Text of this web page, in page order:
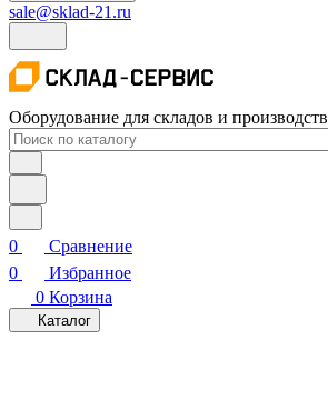
sale@sklad-21.ru
Оборудование для складов и производств
0
Сравнение
0
Избранное
0 Корзина
Каталог